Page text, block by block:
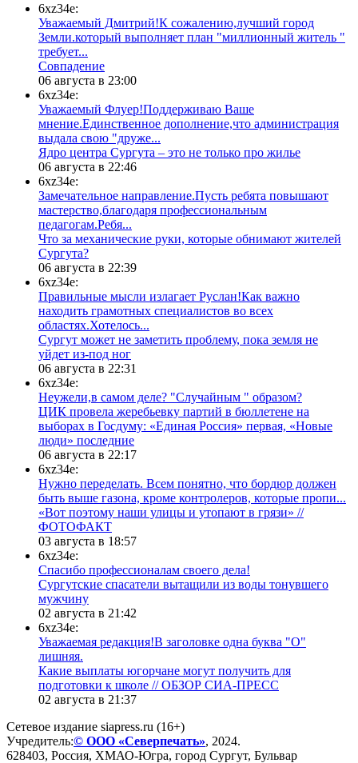
6xz34e:
Уважаемый Дмитрий!К сожалению,лучший город
Земли.который выполняет план "миллионный житель "
требует...
​Совпадение
06 августа в 23:00
6xz34e:
Уважаемый Флуер!Поддерживаю Ваше
мнение.Единственное дополнение,что администрация
выдала свою "друже...
​Ядро центра Сургута ‒ это не только про жилье
06 августа в 22:46
6xz34e:
Замечательное направление.Пусть ребята повышают
мастерство,благодаря профессиональным
педагогам.Ребя...
​Что за механические руки, которые обнимают жителей
Сургута?
06 августа в 22:39
6xz34e:
Правильные мысли излагает Руслан!Как важно
находить грамотных специалистов во всех
областях.Хотелось...
Сургут может не заметить проблему, пока земля не
уйдет из-под ног
06 августа в 22:31
6xz34e:
Неужели,в самом деле? "Случайным " образом?
ЦИК провела жеребьевку партий в бюллетене на
выборах в Госдуму: «Единая Россия» первая, «Новые
люди» последние
06 августа в 22:17
6xz34e:
Нужно переделать. Всем понятно, что бордюр должен
быть выше газона, кроме контролеров, которые пропи...
«Вот поэтому наши улицы и утопают в грязи» //
ФОТОФАКТ
03 августа в 18:57
6xz34e:
Спасибо профессионалам своего дела!
Сургутские спасатели вытащили из воды тонувшего
мужчину
02 августа в 21:42
6xz34e:
Уважаемая редакция!В заголовке одна буква "О"
лишняя.
Какие выплаты югорчане могут получить для
подготовки к школе // ОБЗОР СИА-ПРЕСС
02 августа в 21:37
Сетевое издание siapress.ru (16+)
Учредитель:© ООО «Северпечать», 2024.
628403, Россия, ХМАО-Югра, город Сургут, Бульвар